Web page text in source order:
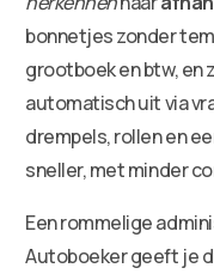
bonnetjes zonder
grootboek en btw,
automatisch uit via
drempels, rollen en
sneller, met minder
Een rommelige
Autoboeker geeft je